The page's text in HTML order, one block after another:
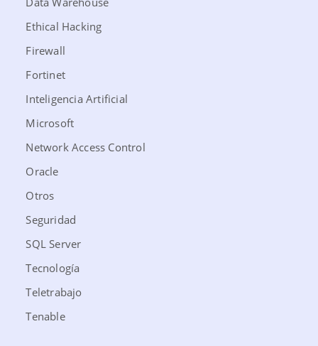
Ethical Hacking
Firewall
Fortinet
Inteligencia Artificial
Microsoft
Network Access Control
Oracle
Otros
Seguridad
SQL Server
Tecnología
Teletrabajo
Tenable